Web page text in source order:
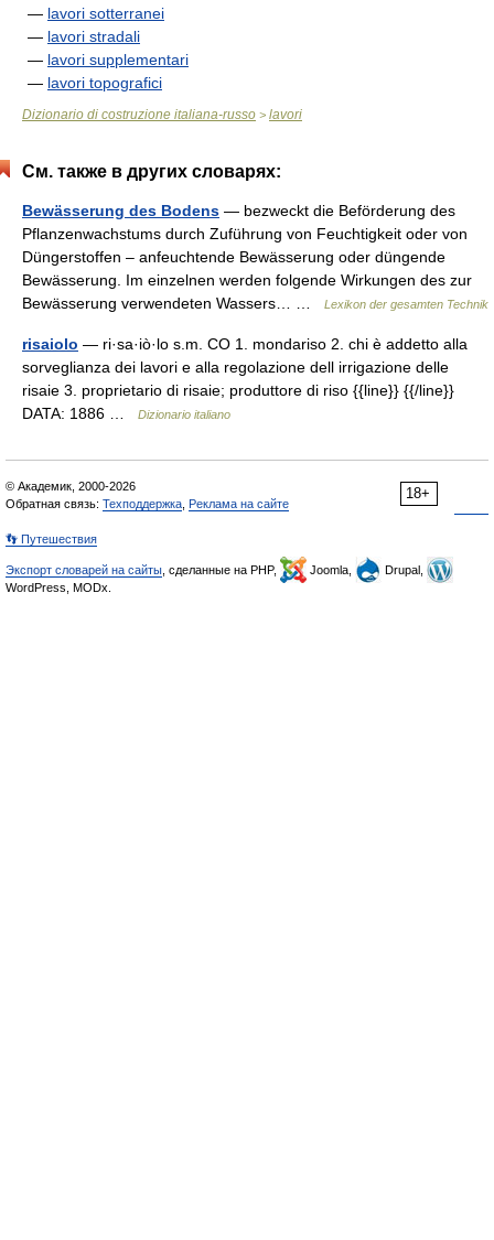
— lavori sotterranei
— lavori stradali
— lavori supplementari
— lavori topografici
Dizionario di costruzione italiana-russo > lavori
См. также в других словарях:
Bewässerung des Bodens — bezweckt die Beförderung des
Pflanzenwachstums durch Zuführung von Feuchtigkeit oder von
Düngerstoffen – anfeuchtende Bewässerung oder düngende
Bewässerung. Im einzelnen werden folgende Wirkungen des zur
Bewässerung verwendeten Wassers… …
Lexikon der gesamten Technik
risaiolo — ri·sa·iò·lo s.m. CO 1. mondariso 2. chi è addetto alla
sorveglianza dei lavori e alla regolazione dell irrigazione delle
risaie 3. proprietario di risaie; produttore di riso {{line}} {{/line}}
DATA: 1886 …
Dizionario italiano
18+
© Академик, 2000-2026
Обратная связь: Техподдержка Реклама на сайте
👣 Путешествия
Экспорт словарей на сайты , сделанные на PHP, Joomla,
Drupal,
WordPress, MODx.